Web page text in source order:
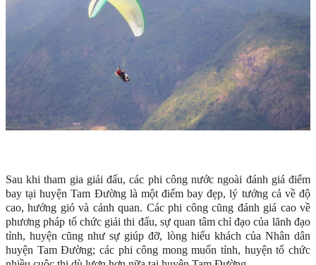
Sau khi tham gia giải đấu, các phi công nước ngoài đánh giá điểm
bay tại huyện Tam Đường là một điểm bay đẹp, lý tưởng cả về độ
cao, hướng gió và cảnh quan. Các phi công cũng đánh giá cao về
phương pháp tổ chức giải thi đấu, sự quan tâm chỉ đạo của lãnh đạo
tỉnh, huyện cũng như sự giúp đỡ, lòng hiếu khách của Nhân dân
huyện Tam Đường; các phi công mong muốn tỉnh, huyện tổ chức